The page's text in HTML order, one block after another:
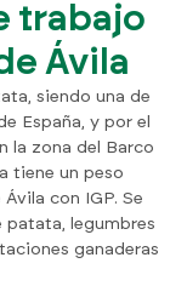
trabajo
Ávila
siendo una de
España, y por el
la zona del Barco
tiene un peso
con IGP. Se
patata, legumbres
ganaderas